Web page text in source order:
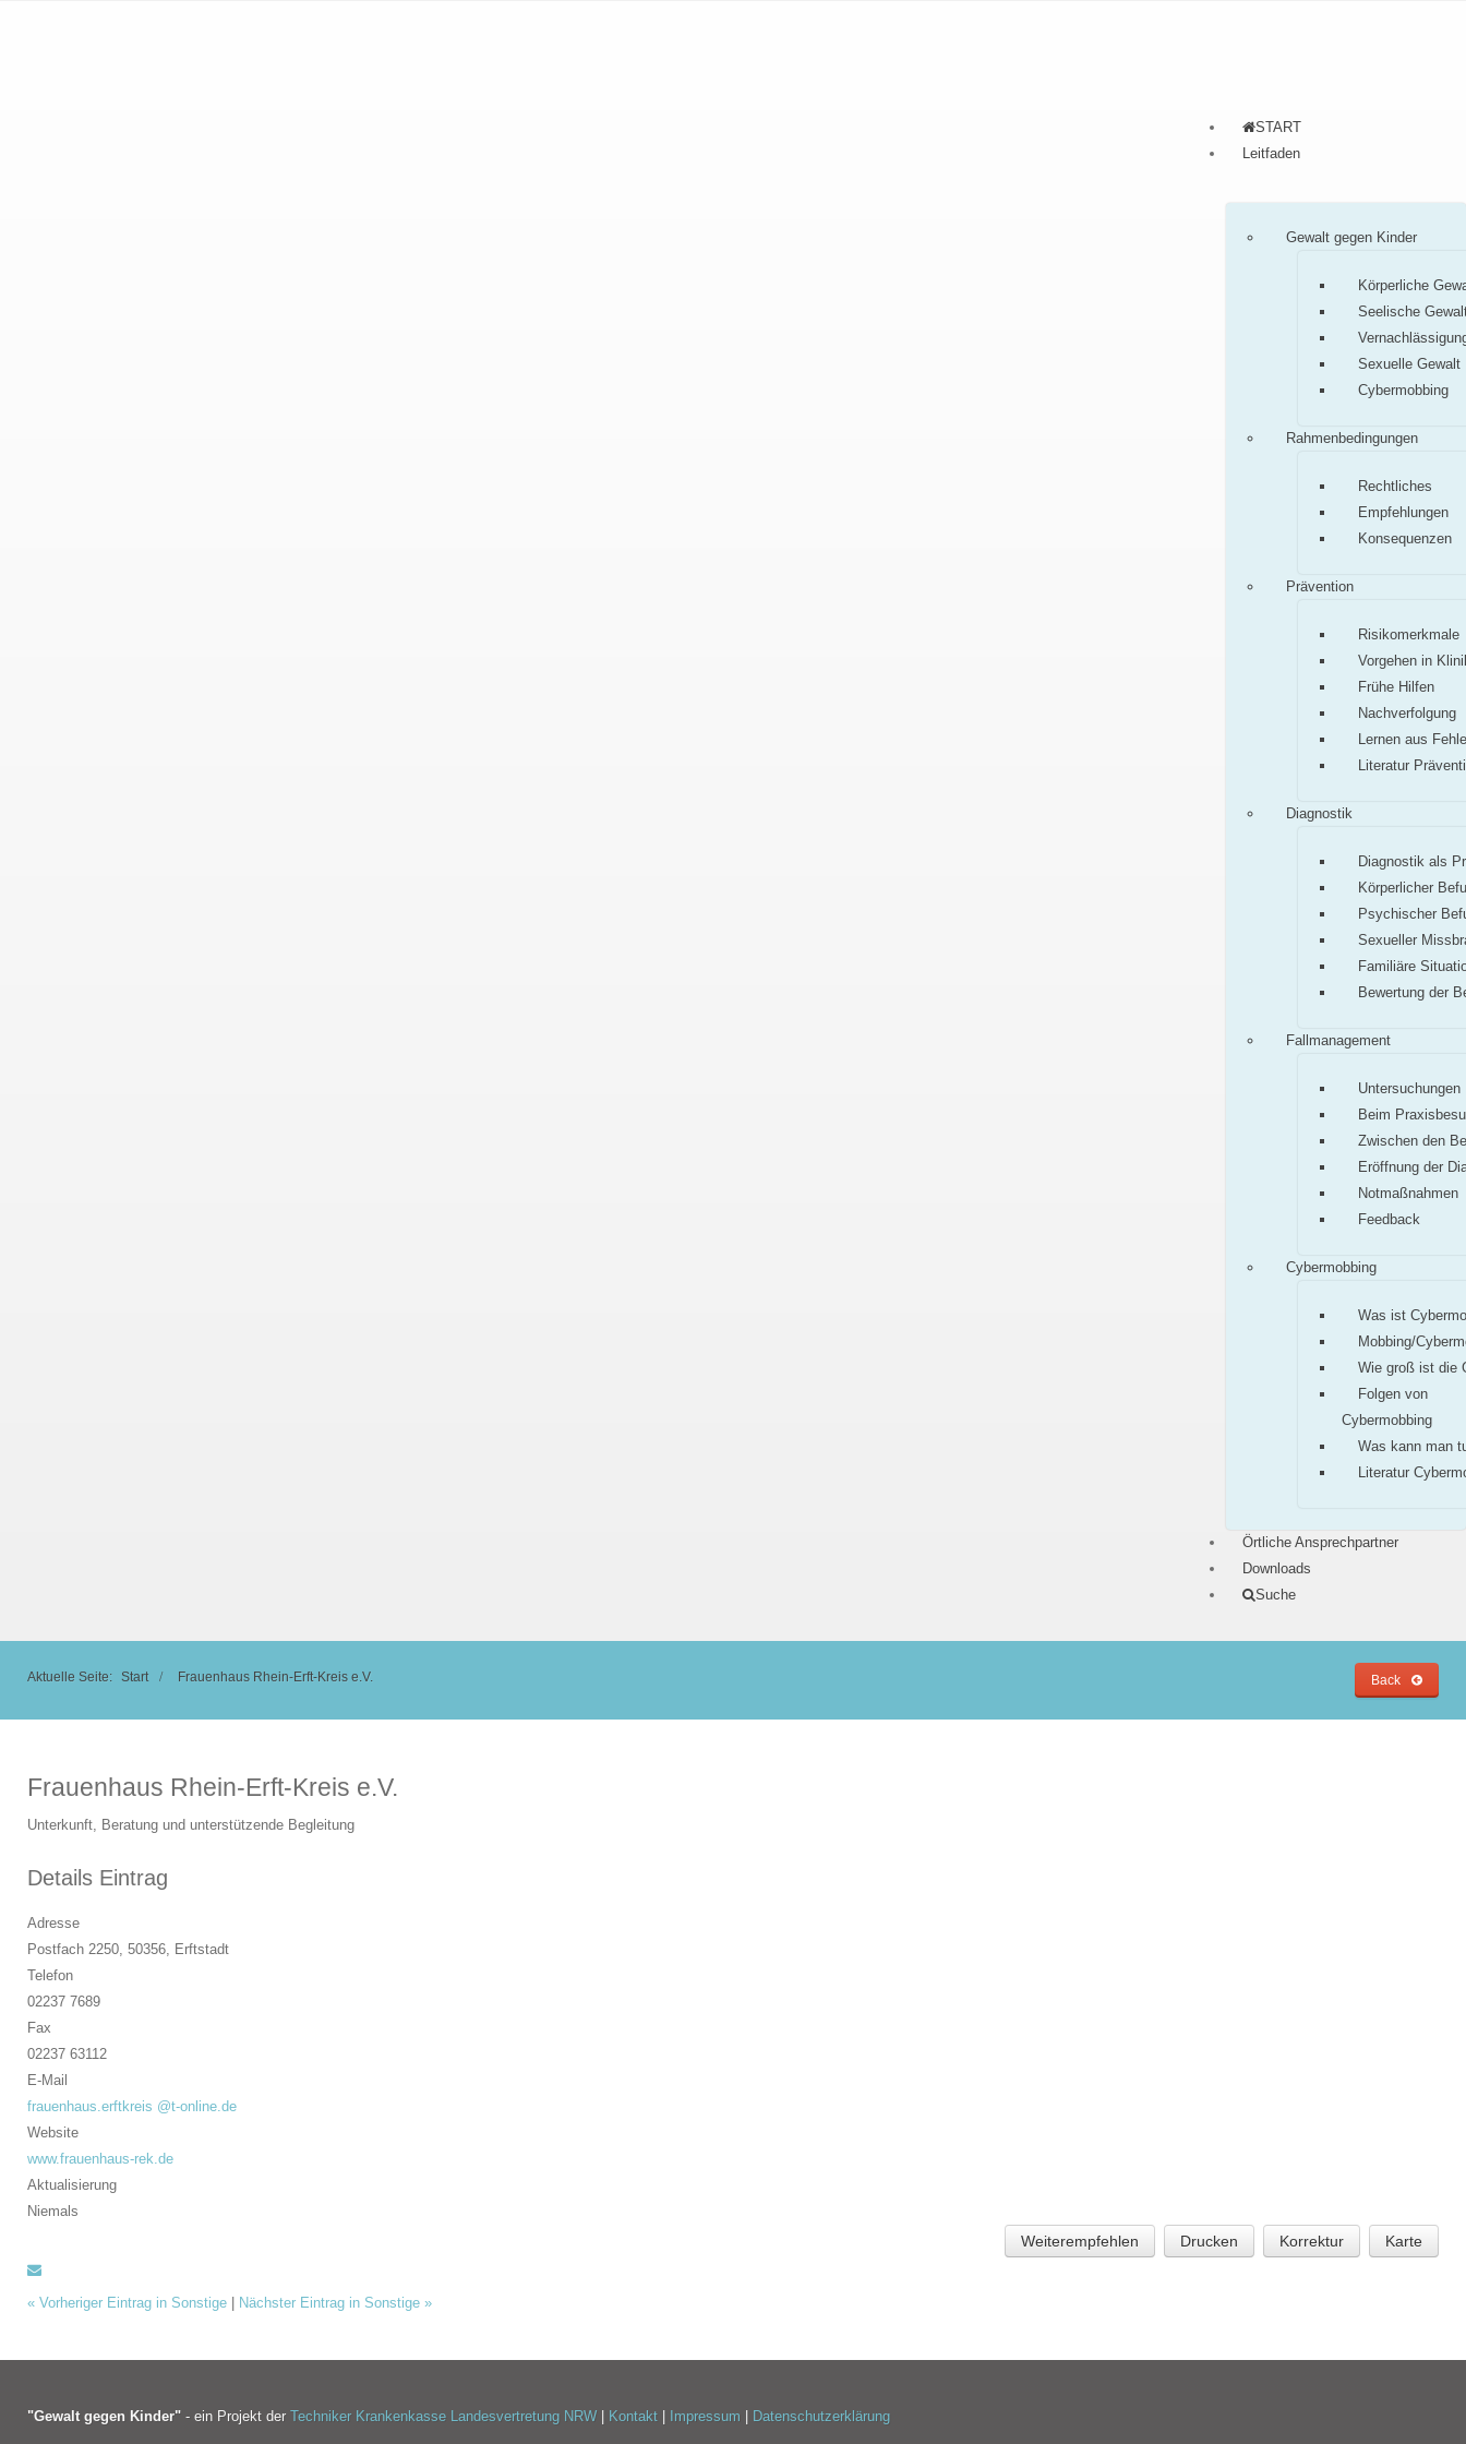
START
Leitfaden
Gewalt gegen Kinder
Körperliche
Seelische
Sexuelle Gewalt
Cybermobbing
Rahmenbedingungen
Rechtliches
Empfehlungen
Konsequenzen
Prävention
Risikomerkmale
Vorgehen in
Frühe Hilfen
Nachverfolgung
Lernen aus
Literatur
Diagnostik
Diagnostik als
Körperlicher
Psychischer
Sexueller
Familiäre
Bewertung der
Fallmanagement
Untersuchungen
Beim
Zwischen den
Eröffnung der
Notmaßnahmen
Feedback
Cybermobbing
Was ist
Mobbing/
Wie groß ist die
Folgen von
Cybermobbing
Was kann man
Literatur
Örtliche Ansprechpartner
Downloads
Suche
Aktuelle Seite: Start Frauenhaus Rhein-Erft-Kreis e.V. Back
Frauenhaus Rhein-Erft-Kreis e.V.
Unterkunft, Beratung und unterstützende Begleitung
Details Eintrag
Adresse
Postfach 2250, 50356, Erftstadt
Telefon
02237 7689
Fax
02237 63112
E-Mail
frauenhaus.erftkreis @t-online.de
Website
www.frauenhaus-rek.de
Aktualisierung
Niemals
Weiterempfehlen Drucken Korrektur Karte
« Vorheriger Eintrag in Sonstige Nächster Eintrag in Sonstige »
"Gewalt gegen Kinder" - ein Projekt der Techniker Krankenkasse Landesvertretung NRW Kontakt Impressum Datenschutzerklärung